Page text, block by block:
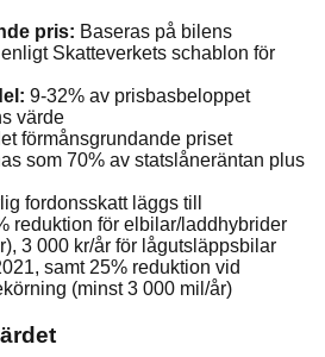
pris: Baseras på bilens
Skatteverkets schablon för
9-32% av prisbasbeloppet
värde
förmånsgrundande priset
som 70% av statslåneräntan plus
fordonsskatt läggs till
reduktion för elbilar/laddhybrider
3 000 kr/år för lågutsläppsbilar
samt 25% reduktion vid
(minst 3 000 mil/år)